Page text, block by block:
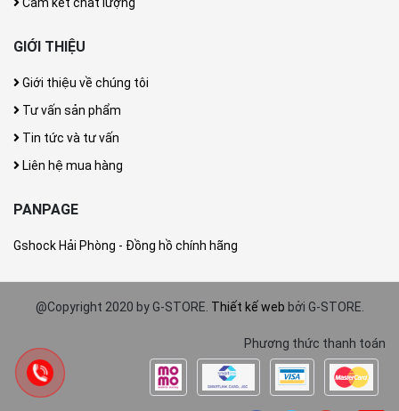
Cam kết chất lượng
GIỚI THIỆU
Giới thiệu về chúng tôi
Tư vấn sản phẩm
Tin tức và tư vấn
Liên hệ mua hàng
PANPAGE
Gshock Hải Phòng - Đồng hồ chính hãng
@Copyright 2020 by G-STORE. Thiết kế web bởi G-STORE.
Phương thức thanh toán